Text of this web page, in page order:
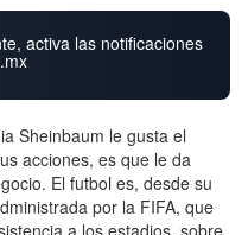
activa las notificaciones
Sheinbaum le gusta el
acciones, es que le da
El futbol es, desde su
por la FIFA, que
a los estadios, sobre